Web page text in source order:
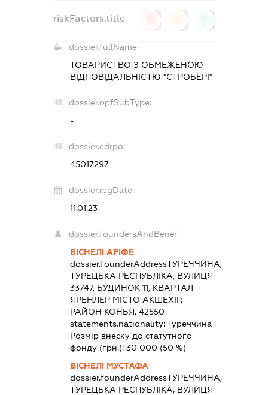
riskFactors.title
dossier.fullName:
ТОВАРИСТВО З ОБМЕЖЕНОЮ
ВІДПОВІДАЛЬНІСТЮ "СТРОБЕРІ"
dossier.opfSubType:
-
dossier.edrpo:
45017297
dossier.regDate:
11.01.23
dossier.foundersAndBenef:
ВІСНЕЛІ АРІФЕ
dossier.founderAddressТУРЕЧЧИНА,
ТУРЕЦЬКА РЕСПУБЛІКА, ВУЛИЦЯ
33747, БУДИНОК 11, КВАРТАЛ
ЯРЕНЛЕР МІСТО АКШЕХІР,
РАЙОН КОНЬЯ, 42550
statements.nationality:Туреччина
Розмір внеску до статутного
фонду (грн.):30 000 (50 %)
ВІСНЕЛІ МУСТАФА
dossier.founderAddressТУРЕЧЧИНА,
ТУРЕЦЬКА РЕСПУБЛІКА, ВУЛИЦЯ